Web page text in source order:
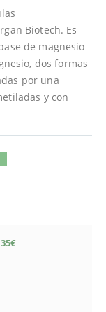
Biotech. Es
de magnesio
dos formas
por una
y con